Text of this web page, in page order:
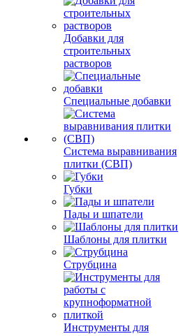
Добавки для
строительных
растворов
Специальные добавки
Система выравнивания
плитки (СВП)
Губки
Пады и шпатели
Шаблоны для плитки
Струбцина
Инструменты для